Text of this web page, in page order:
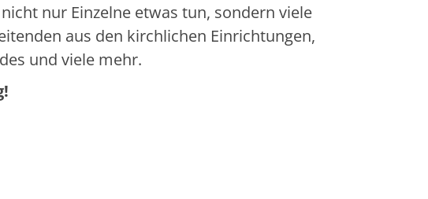
nur Einzelne etwas tun, sondern viele
aus den kirchlichen Einrichtungen,
und viele mehr.